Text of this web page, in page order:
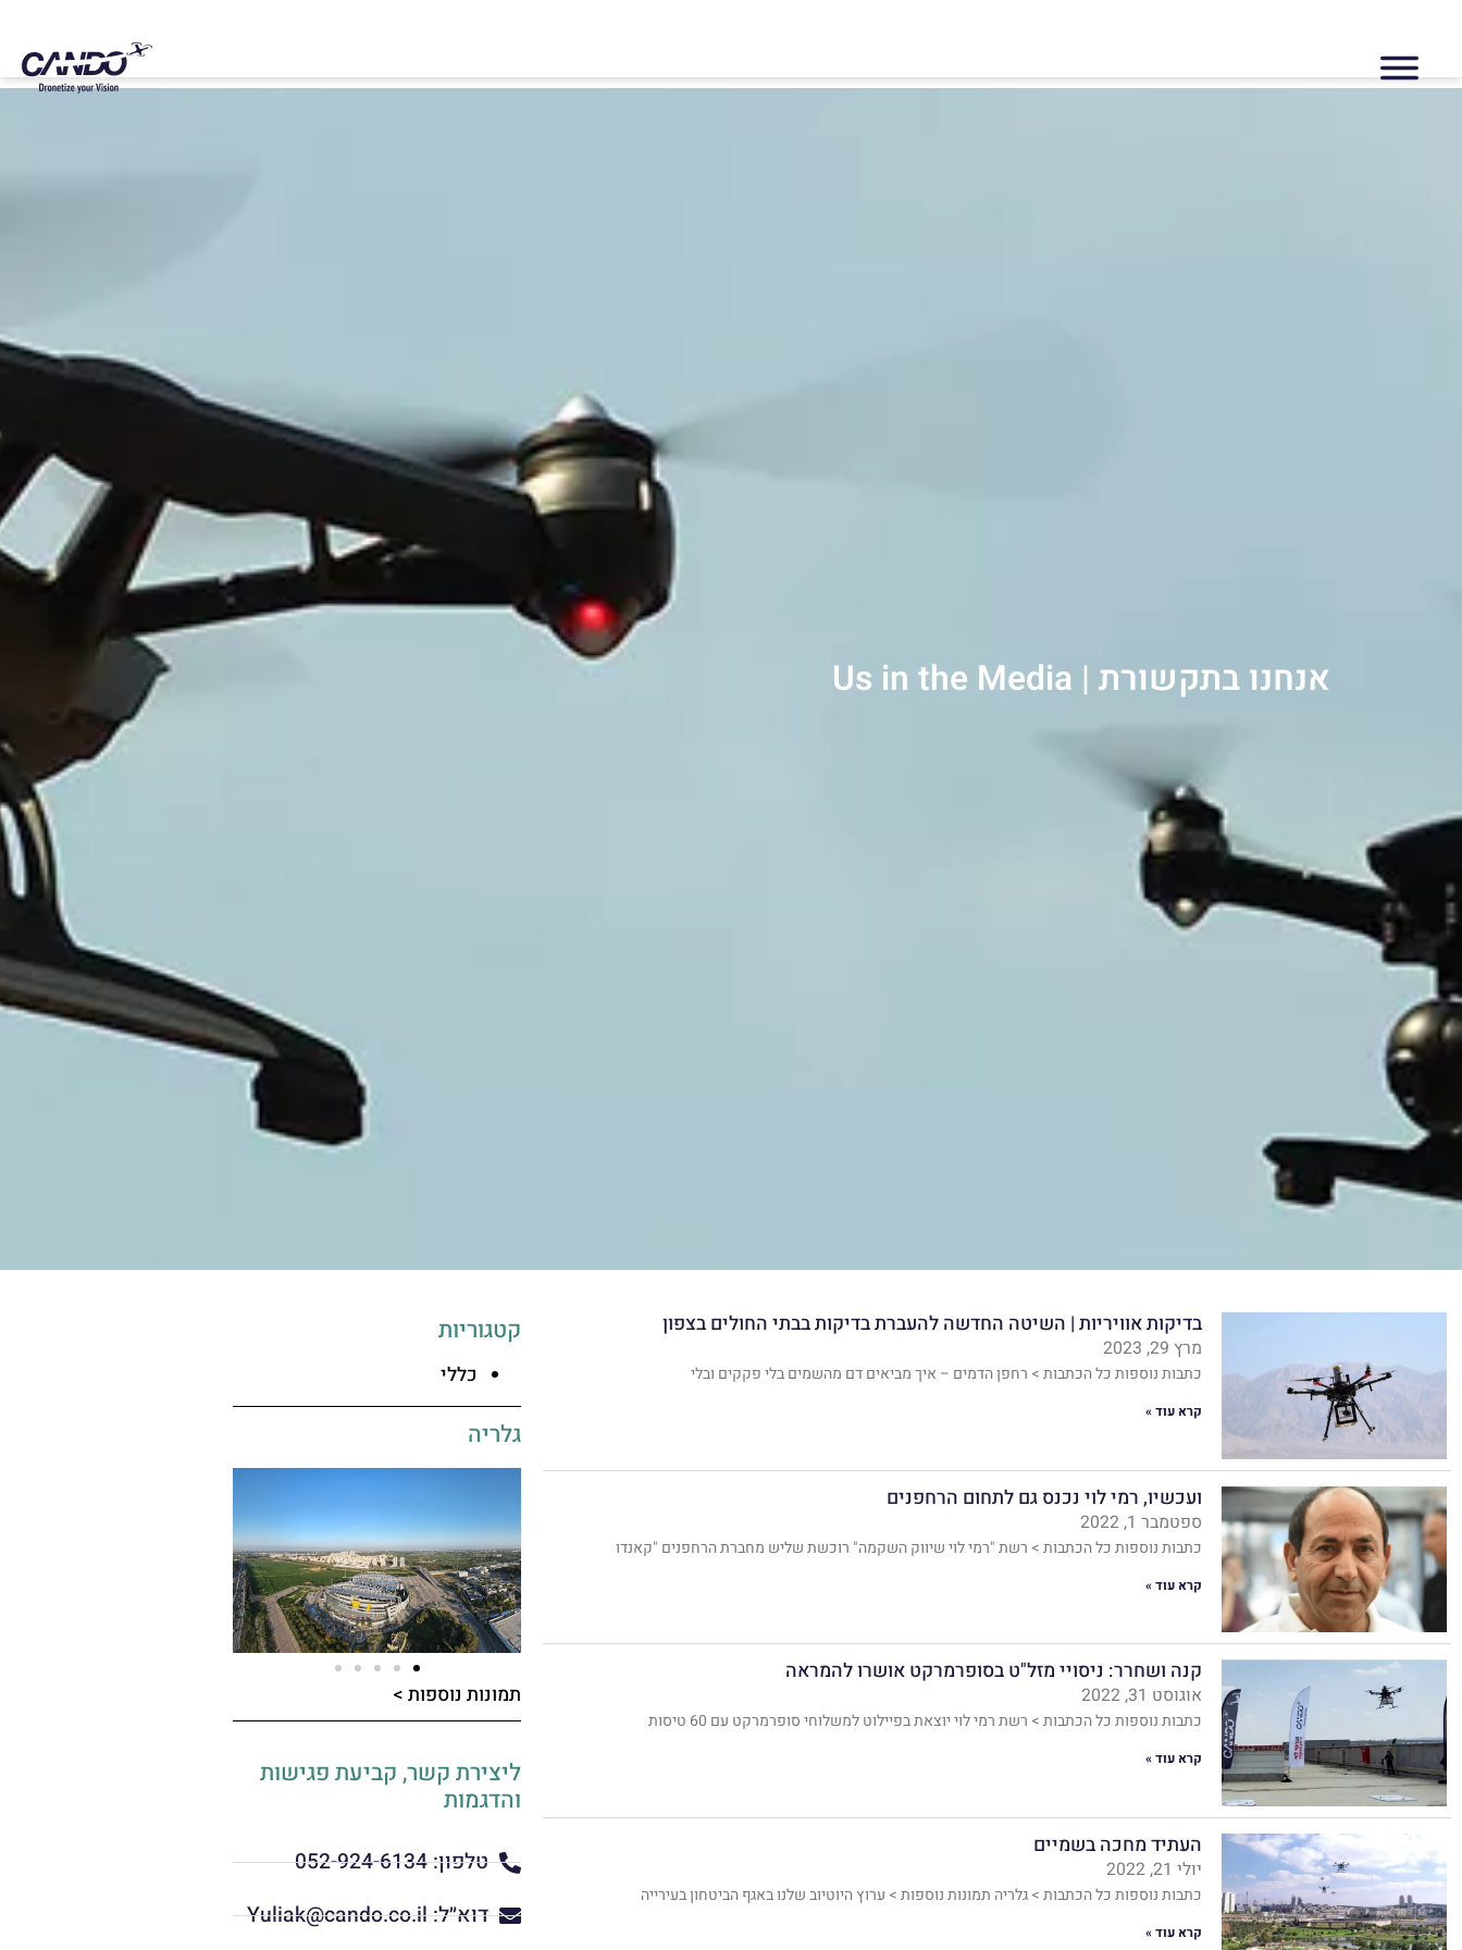
אנחנו בתקשורת | Us in the Media
בדיקות אוויריות | השיטה החדשה להעברת בדיקות בבתי החולים בצפון
מרץ 29, 2023
כתבות נוספות כל הכתבות > רחפן הדמים – איך מביאים דם מהשמים בלי פקקים ובלי
קרא עוד »
ועכשיו, רמי לוי נכנס גם לתחום הרחפנים
ספטמבר 1, 2022
כתבות נוספות כל הכתבות > רשת "רמי לוי שיווק השקמה" רוכשת שליש מחברת הרחפנים "קאנדו
קרא עוד »
קנה ושחרר: ניסויי מזל"ט בסופרמרקט אושרו להמראה
אוגוסט 31, 2022
כתבות נוספות כל הכתבות > רשת רמי לוי יוצאת בפיילוט למשלוחי סופרמרקט עם 60 טיסות
קרא עוד »
העתיד מחכה בשמיים
יולי 21, 2022
כתבות נוספות כל הכתבות > גלריה תמונות נוספות > ערוץ היוטיוב שלנו באגף הביטחון בעירייה
קרא עוד »
קטגוריות
כללי
גלריה
תמונות נוספות >
ליצירת קשר, קביעת פגישות
והדגמות ​​
טלפון: 052-924-6134
דוא״ל: Yuliak@cando.co.il